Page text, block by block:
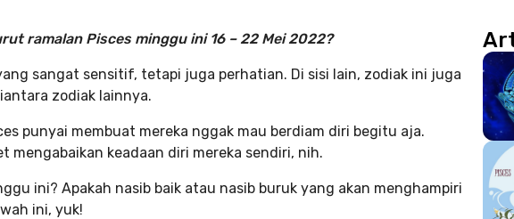
ramalan Pisces minggu ini 16 – 22 Mei 2022?
sangat sensitif, tetapi juga perhatian. Di sisi lain, zodiak ini juga
zodiak lainnya.
punyai membuat mereka nggak mau berdiam diri begitu aja.
mengabaikan keadaan diri mereka sendiri, nih.
ini? Apakah nasib baik atau nasib buruk yang akan menghampiri
ini, yuk!